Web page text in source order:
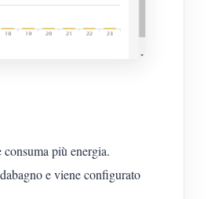
più energia.
e viene configurato